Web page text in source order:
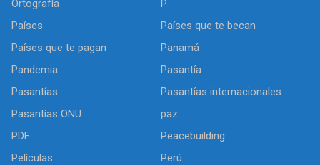
Ortografía
P
Países
Países que te becan
Países que te pagan
Panamá
Pandemia
Pasantía
Pasantías
Pasantías internacionales
Pasantías ONU
paz
PDF
Peacebuilding
Películas
Perú